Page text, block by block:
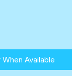
Available